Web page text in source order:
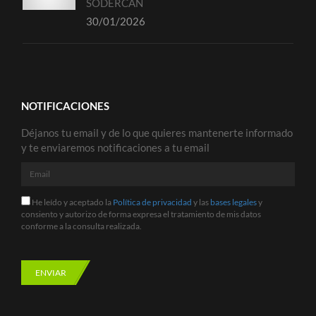
SODERCAN
30/01/2026
NOTIFICACIONES
Déjanos tu email y de lo que quieres mantenerte informado
y te enviaremos notificaciones a tu email
Email
He
leído
Política
de
He leído y aceptado la Política de privacidad y las bases legalesy
consiento y autorizo de forma expresa el tratamiento de mis datos
conforme a la consulta realizada.
ENVIAR